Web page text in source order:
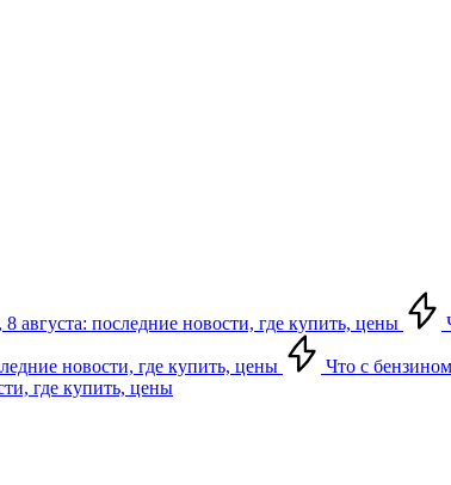
августа: последние новости, где купить, цены
новости, где купить, цены Что с
где купить, цены